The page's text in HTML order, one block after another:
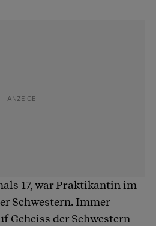
17, war Praktikantin im
Schwestern. Immer
Geheiss der Schwestern